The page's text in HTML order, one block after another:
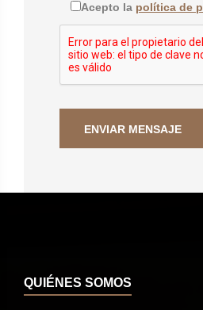
Acepto la política de
QUIÉNES SOMOS